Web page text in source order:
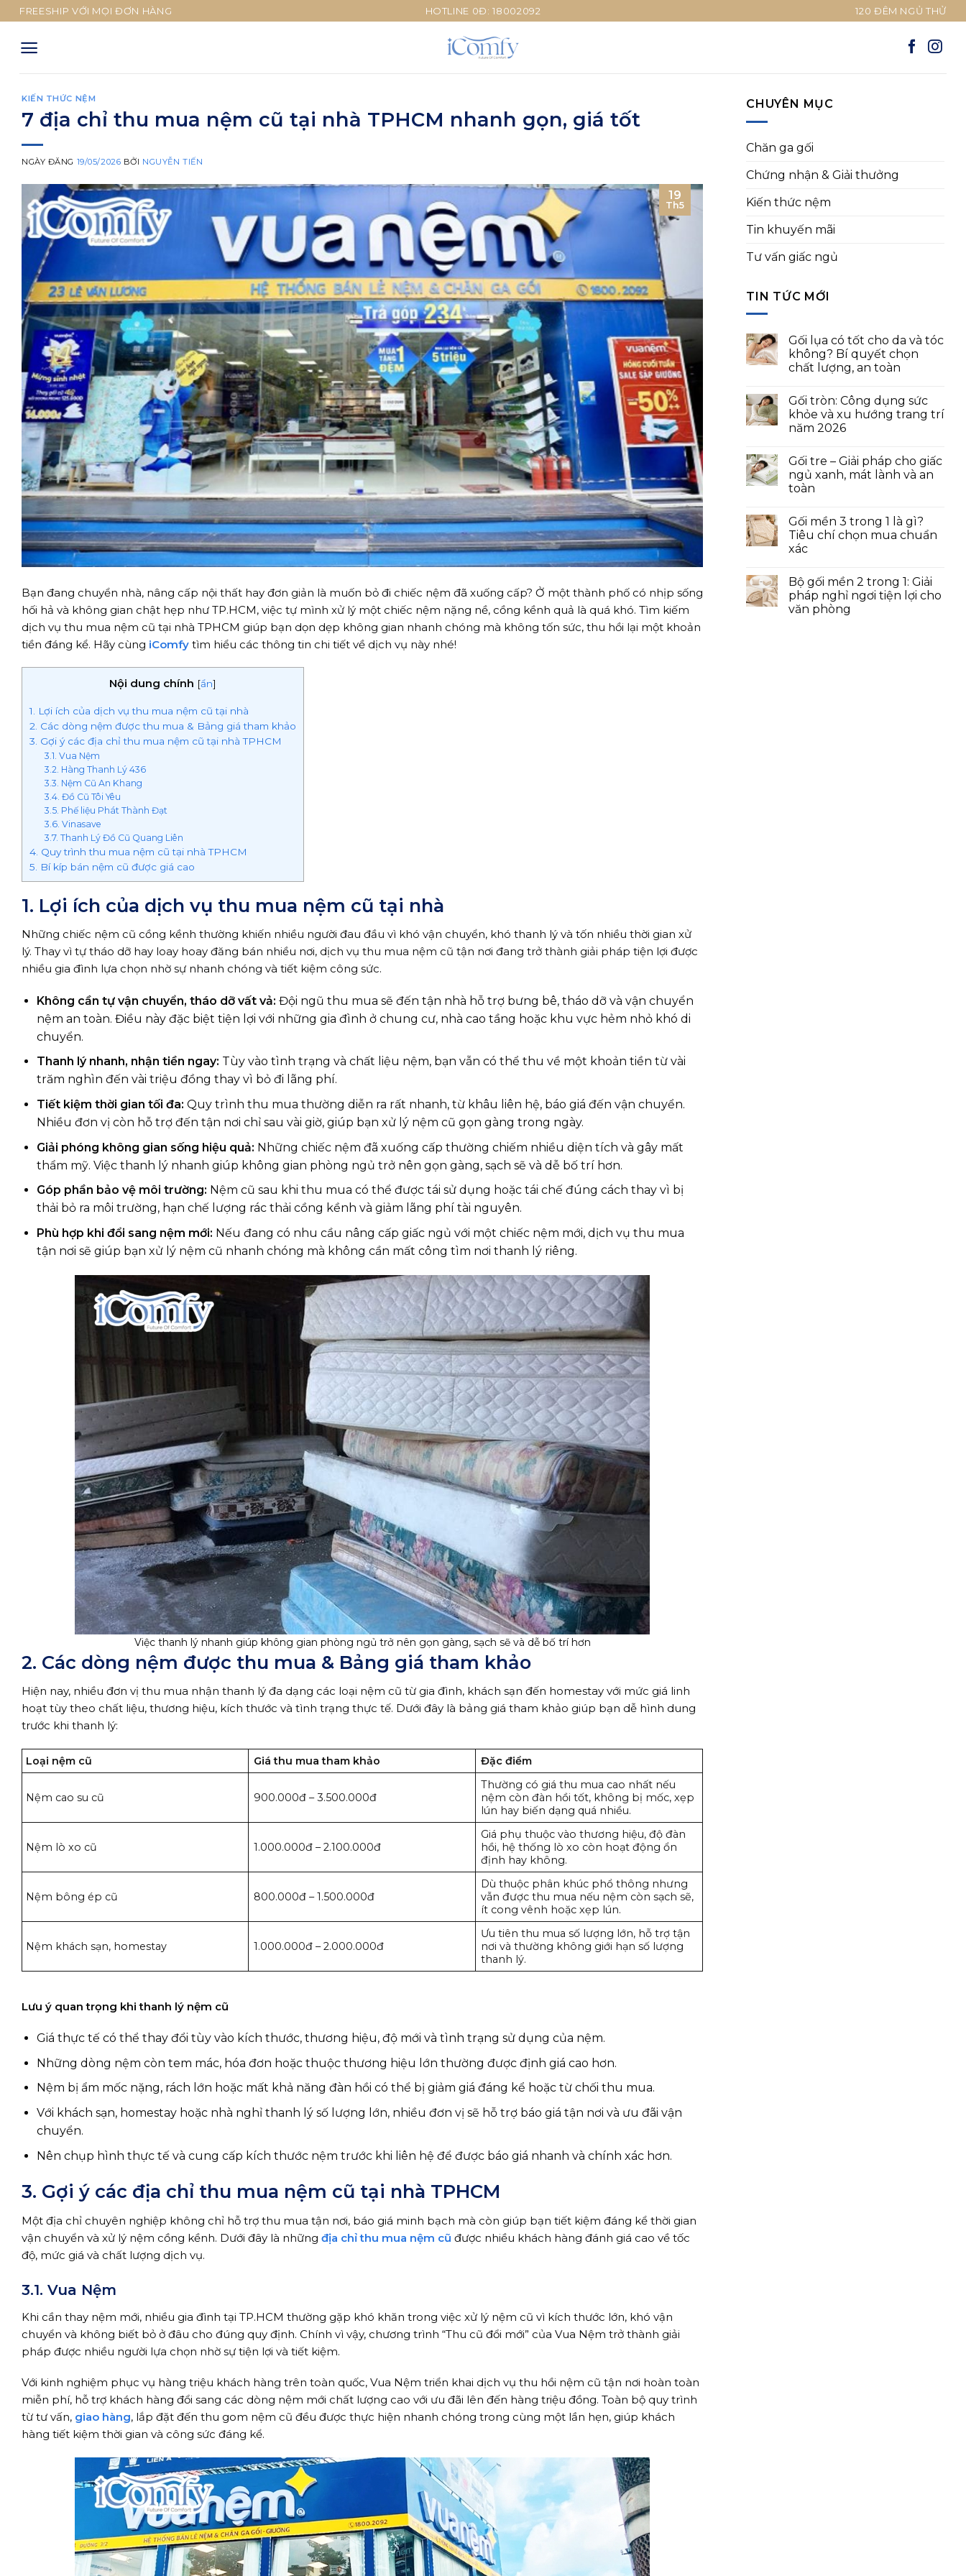
Skip
to
content
FREESHIP VỚI MỌI ĐƠN HÀNG HOTLINE 0Đ: 18002092 120 ĐÊM NGỦ THỬ
KIẾN THỨC NỆM
7 địa chỉ thu mua nệm cũ tại nhà TPHCM nhanh gọn, giá tốt
NGÀY ĐĂNG 19/05/2026 BỞI NGUYỄN TIẾN
19
Th5
Bạn đang chuyển nhà, nâng cấp nội thất hay đơn giản là muốn bỏ đi chiếc nệm đã xuống cấp? Ở một thành phố có nhịp sống
hối hả và không gian chật hẹp như TP.HCM, việc tự mình xử lý một chiếc nệm nặng nề, cồng kềnh quả là quá khó. Tìm kiếm
dịch vụ thu mua nệm cũ tại nhà TPHCM giúp bạn dọn dẹp không gian nhanh chóng mà không tốn sức, thu hồi lại một khoản
tiền đáng kể. Hãy cùng iComfy tìm hiểu các thông tin chi tiết về dịch vụ này nhé!
Nội dung chính [ẩn]
1. Lợi ích của dịch vụ thu mua nệm cũ tại nhà
2. Các dòng nệm được thu mua & Bảng giá tham khảo
3. Gợi ý các địa chỉ thu mua nệm cũ tại nhà TPHCM
3.1. Vua Nệm
3.2. Hàng Thanh Lý 436
3.3. Nệm Cũ An Khang
3.4. Đồ Cũ Tôi Yêu
3.5. Phế liệu Phát Thành Đạt
3.6. Vinasave
3.7. Thanh Lý Đồ Cũ Quang Liên
4. Quy trình thu mua nệm cũ tại nhà TPHCM
5. Bí kíp bán nệm cũ được giá cao
1. Lợi ích của dịch vụ thu mua nệm cũ tại nhà
Những chiếc nệm cũ cồng kềnh thường khiến nhiều người đau đầu vì khó vận chuyển, khó thanh lý và tốn nhiều thời gian xử
lý. Thay vì tự tháo dỡ hay loay hoay đăng bán nhiều nơi, dịch vụ thu mua nệm cũ tận nơi đang trở thành giải pháp tiện lợi được
nhiều gia đình lựa chọn nhờ sự nhanh chóng và tiết kiệm công sức.
Không cần tự vận chuyển, tháo dỡ vất vả: Đội ngũ thu mua sẽ đến tận nhà hỗ trợ bưng bê, tháo dỡ và vận chuyển
nệm an toàn. Điều này đặc biệt tiện lợi với những gia đình ở chung cư, nhà cao tầng hoặc khu vực hẻm nhỏ khó di
chuyển.
Thanh lý nhanh, nhận tiền ngay: Tùy vào tình trạng và chất liệu nệm, bạn vẫn có thể thu về một khoản tiền từ vài
trăm nghìn đến vài triệu đồng thay vì bỏ đi lãng phí.
Tiết kiệm thời gian tối đa: Quy trình thu mua thường diễn ra rất nhanh, từ khâu liên hệ, báo giá đến vận chuyển.
Nhiều đơn vị còn hỗ trợ đến tận nơi chỉ sau vài giờ, giúp bạn xử lý nệm cũ gọn gàng trong ngày.
Giải phóng không gian sống hiệu quả: Những chiếc nệm đã xuống cấp thường chiếm nhiều diện tích và gây mất
thẩm mỹ. Việc thanh lý nhanh giúp không gian phòng ngủ trở nên gọn gàng, sạch sẽ và dễ bố trí hơn.
Góp phần bảo vệ môi trường: Nệm cũ sau khi thu mua có thể được tái sử dụng hoặc tái chế đúng cách thay vì bị
thải bỏ ra môi trường, hạn chế lượng rác thải cồng kềnh và giảm lãng phí tài nguyên.
Phù hợp khi đổi sang nệm mới: Nếu đang có nhu cầu nâng cấp giấc ngủ với một chiếc nệm mới, dịch vụ thu mua
tận nơi sẽ giúp bạn xử lý nệm cũ nhanh chóng mà không cần mất công tìm nơi thanh lý riêng.
Việc thanh lý nhanh giúp không gian phòng ngủ trở nên gọn gàng, sạch sẽ và dễ bố trí hơn
2. Các dòng nệm được thu mua & Bảng giá tham khảo
Hiện nay, nhiều đơn vị thu mua nhận thanh lý đa dạng các loại nệm cũ từ gia đình, khách sạn đến homestay với mức giá linh
hoạt tùy theo chất liệu, thương hiệu, kích thước và tình trạng thực tế. Dưới đây là bảng giá tham khảo giúp bạn dễ hình dung
trước khi thanh lý:
Loại nệm cũ Giá thu mua tham khảo Đặc điểm
Nệm cao su cũ 900.000đ – 3.500.000đ
Thường có giá thu mua cao nhất nếu
nệm còn đàn hồi tốt, không bị mốc, xẹp
lún hay biến dạng quá nhiều.
Nệm lò xo cũ 1.000.000đ – 2.100.000đ
Giá phụ thuộc vào thương hiệu, độ đàn
hồi, hệ thống lò xo còn hoạt động ổn
định hay không.
Nệm bông ép cũ 800.000đ – 1.500.000đ
Dù thuộc phân khúc phổ thông nhưng
vẫn được thu mua nếu nệm còn sạch sẽ,
ít cong vênh hoặc xẹp lún.
Nệm khách sạn, homestay 1.000.000đ – 2.000.000đ
Ưu tiên thu mua số lượng lớn, hỗ trợ tận
nơi và thường không giới hạn số lượng
thanh lý.
Lưu ý quan trọng khi thanh lý nệm cũ
Giá thực tế có thể thay đổi tùy vào kích thước, thương hiệu, độ mới và tình trạng sử dụng của nệm.
Những dòng nệm còn tem mác, hóa đơn hoặc thuộc thương hiệu lớn thường được định giá cao hơn.
Nệm bị ẩm mốc nặng, rách lớn hoặc mất khả năng đàn hồi có thể bị giảm giá đáng kể hoặc từ chối thu mua.
Với khách sạn, homestay hoặc nhà nghỉ thanh lý số lượng lớn, nhiều đơn vị sẽ hỗ trợ báo giá tận nơi và ưu đãi vận
chuyển.
Nên chụp hình thực tế và cung cấp kích thước nệm trước khi liên hệ để được báo giá nhanh và chính xác hơn.
3. Gợi ý các địa chỉ thu mua nệm cũ tại nhà TPHCM
Một địa chỉ chuyên nghiệp không chỉ hỗ trợ thu mua tận nơi, báo giá minh bạch mà còn giúp bạn tiết kiệm đáng kể thời gian
vận chuyển và xử lý nệm cồng kềnh. Dưới đây là những địa chỉ thu mua nệm cũ được nhiều khách hàng đánh giá cao về tốc
độ, mức giá và chất lượng dịch vụ.
3.1. Vua Nệm
Khi cần thay nệm mới, nhiều gia đình tại TP.HCM thường gặp khó khăn trong việc xử lý nệm cũ vì kích thước lớn, khó vận
chuyển và không biết bỏ ở đâu cho đúng quy định. Chính vì vậy, chương trình “Thu cũ đổi mới” của Vua Nệm trở thành giải
pháp được nhiều người lựa chọn nhờ sự tiện lợi và tiết kiệm.
Với kinh nghiệm phục vụ hàng triệu khách hàng trên toàn quốc, Vua Nệm triển khai dịch vụ thu hồi nệm cũ tận nơi hoàn toàn
miễn phí, hỗ trợ khách hàng đổi sang các dòng nệm mới chất lượng cao với ưu đãi lên đến hàng triệu đồng. Toàn bộ quy trình
từ tư vấn, giao hàng, lắp đặt đến thu gom nệm cũ đều được thực hiện nhanh chóng trong cùng một lần hẹn, giúp khách
hàng tiết kiệm thời gian và công sức đáng kể.
CHUYÊN MỤC
Chăn ga gối
Chứng nhận & Giải thưởng
Kiến thức nệm
Tin khuyến mãi
Tư vấn giấc ngủ
TIN TỨC MỚI
Gối lụa có tốt cho da và tóc
không? Bí quyết chọn
chất lượng, an toàn
Gối tròn: Công dụng sức
khỏe và xu hướng trang trí
năm 2026
Gối tre – Giải pháp cho giấc
ngủ xanh, mát lành và an
toàn
Gối mền 3 trong 1 là gì?
Tiêu chí chọn mua chuẩn
xác
Bộ gối mền 2 trong 1: Giải
pháp nghỉ ngơi tiện lợi cho
văn phòng